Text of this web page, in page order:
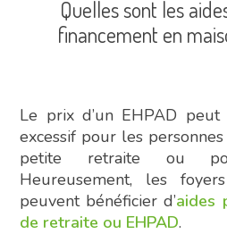
Quelles sont les
financement en
Le prix d’un EHPAD
excessif pour les
petite retraite ou
Heureusement, les
peuvent bénéficier d’aides
de retraite ou EHPAD.